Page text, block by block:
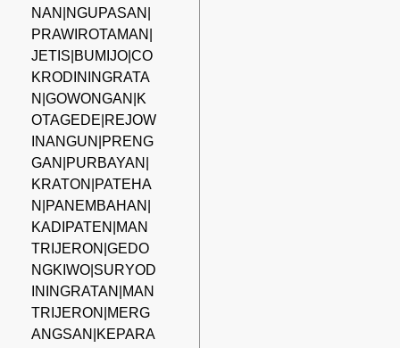
NAN|NGUPASAN|
PRAWIROTAMAN|
JETIS|BUMIJO|CO
KRODININGRATA
N|GOWONGAN|K
OTAGEDE|REJOW
INANGUN|PRENG
GAN|PURBAYAN|
KRATON|PATEHA
N|PANEMBAHAN|
KADIPATEN|MAN
TRIJERON|GEDO
NGKIWO|SURYOD
ININGRATAN|MAN
TRIJERON|MERG
ANGSAN|KEPARA